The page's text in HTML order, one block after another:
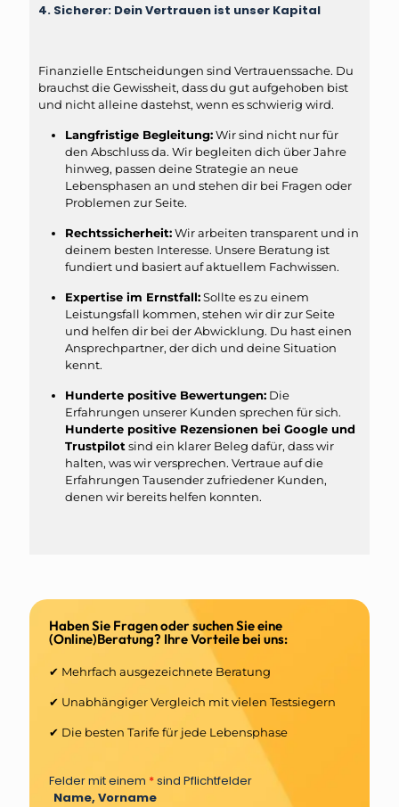
4. Sicherer: Dein Vertrauen ist unser Kapital
Finanzielle Entscheidungen sind Vertrauenssache. Du
brauchst die Gewissheit, dass du gut aufgehoben bist
und nicht alleine dastehst, wenn es schwierig wird.
Langfristige Begleitung:Wir sind nicht nur für
den Abschluss da. Wir begleiten dich über Jahre
hinweg, passen deine Strategie an neue
Lebensphasen an und stehen dir bei Fragen oder
Problemen zur Seite.
Rechtssicherheit:Wir arbeiten transparent und in
deinem besten Interesse. Unsere Beratung ist
fundiert und basiert auf aktuellem Fachwissen.
Expertise im Ernstfall:Sollte es zu einem
Leistungsfall kommen, stehen wir dir zur Seite
und helfen dir bei der Abwicklung. Du hast einen
Ansprechpartner, der dich und deine Situation
kennt.
Hunderte positive Bewertungen: Die
Erfahrungen unserer Kunden sprechen für sich.
Hunderte positive Rezensionen bei Google und
Trustpilot sind ein klarer Beleg dafür, dass wir
halten, was wir versprechen. Vertraue auf die
Erfahrungen Tausender zufriedener Kunden,
denen wir bereits helfen konnten.
Haben Sie Fragen oder suchen Sie eine
(Online)Beratung? Ihre Vorteile bei uns:
✔ Mehrfach ausgezeichnete Beratung
✔ Unabhängiger Vergleich mit vielen Testsiegern
✔ Die besten Tarife für jede Lebensphase
Felder mit einem *sind Pflichtfelder
Name, Vorname